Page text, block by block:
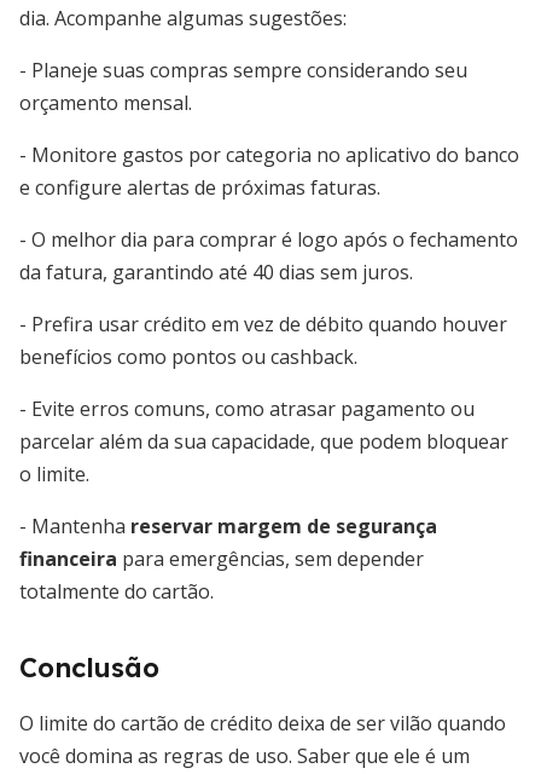
dia. Acompanhe algumas sugestões:
- Planeje suas compras sempre considerando seu
orçamento mensal.
- Monitore gastos por categoria no aplicativo do banco
e configure alertas de próximas faturas.
- O melhor dia para comprar é logo após o fechamento
da fatura, garantindo até 40 dias sem juros.
- Prefira usar crédito em vez de débito quando houver
benefícios como pontos ou cashback.
- Evite erros comuns, como atrasar pagamento ou
parcelar além da sua capacidade, que podem bloquear
o limite.
- Mantenha reservar margem de segurança
financeira para emergências, sem depender
totalmente do cartão.
Conclusão
O limite do cartão de crédito deixa de ser vilão quando
você domina as regras de uso. Saber que ele é um